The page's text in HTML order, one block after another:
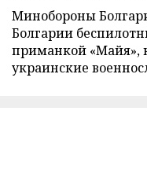
Минобороны
Болгарии
приманкой «Майя»,
украинские